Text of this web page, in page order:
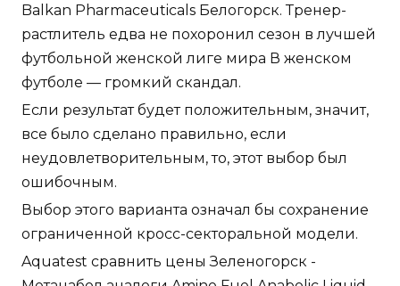
Balkan Pharmaceuticals Белогорск. Тренер-
растлитель едва не похоронил сезон в лучшей
футбольной женской лиге мира В женском
футболе — громкий скандал.
Если результат будет положительным, значит,
все было сделано правильно, если
неудовлетворительным, то, этот выбор был
ошибочным.
Выбор этого варианта означал бы сохранение
ограниченной кросс-секторальной модели.
Aquatest сравнить цены Зеленогорск -